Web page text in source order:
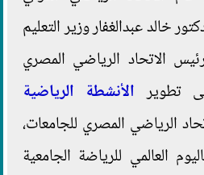
خالد عبدالغفار وزير التعليم
الاتحاد الرياضي المصري
تطوير الأنشطة الرياضية
الرياضي المصري للجامعات،
العالمي للرياضة الجامعية